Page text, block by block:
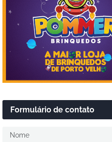
Formulário de contato